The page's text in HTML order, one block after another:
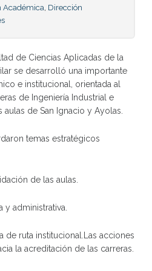
Académica Dirección
de Ciencias Aplicadas de la
se desarrolló una importante
e institucional, orientada al
de Ingeniería Industrial e
aulas de San Ignacio y Ayolas.
temas estratégicos
de las aulas.
y administrativa.
de ruta institucional.Las acciones
la acreditación de las carreras.